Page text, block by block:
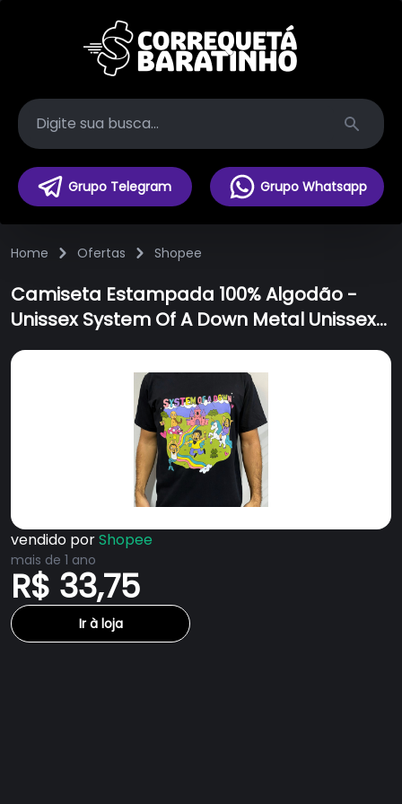
Search
Grupo Telegram Grupo Whatsapp
Home Ofertas Shopee
Camiseta Estampada 100% Algodão -
Unissex System Of A Down Metal Unissex
Desenho. Envio Rapido.
vendido porShopee
mais de 1 ano
R$ 33,75
Ir à loja